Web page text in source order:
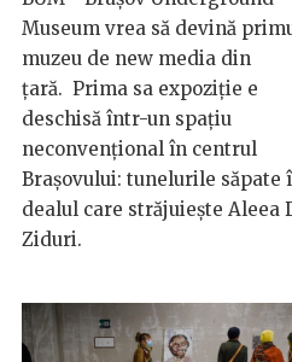
Museum vrea să devină
muzeu de new media din
țară. Prima sa expoziție e
deschisă într-un spațiu
neconvențional în centrul
Brașovului: tunelurile săpate
dealul care străjuiește Aleea
Ziduri.